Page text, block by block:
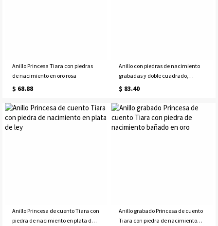
Anillo Princesa Tiara con piedras
de nacimiento en oro rosa
$ 68.88
Anillo con piedras de nacimiento
grabadas y doble cuadrado,
chapado en platino
$ 83.40
Anillo Princesa de cuento Tiara con
piedra de nacimiento en plata de
Anillo grabado Princesa de cuento
Tiara con piedra de nacimiento